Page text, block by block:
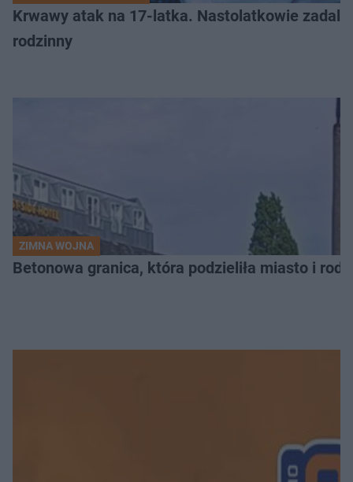
Krwawy atak na 17-latka. Nastolatkowie zadali
rodzinny
ZIMNA WOJNA
Betonowa granica, która podzieliła miasto i